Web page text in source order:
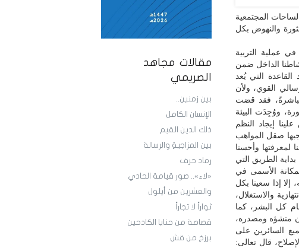
مقالات مجاهد
الصريمي
بين زمنين..
الإنسان الكامل
ذلك الدين القيم
بين المزاجيةِ والرسالة
رماد حرف
«لاء».. صور قيامة الحادي
والعشرين من أيلول
ثواراً لا تجاراً
قصاصة من حنايا الكادحين
برزخ من قش
المجتمعية
والنهوض بكل
عملية التربية
هي الغالبة على 95% من مجمل نشاطنا الداخل ضمن
القاعدة التي يُعد
القوي، ولأن
فقد قضت
ووُجِدَت البيئة
إيجاد النظم
صقل المواهب
لمعرفتها وأحسنا
الطريق التي
الأسمى في
إذا سعينا بكل
والاستغلال،
كل البشر، كما
منشؤه ومصدره،
السائرين على
قال تعالى: